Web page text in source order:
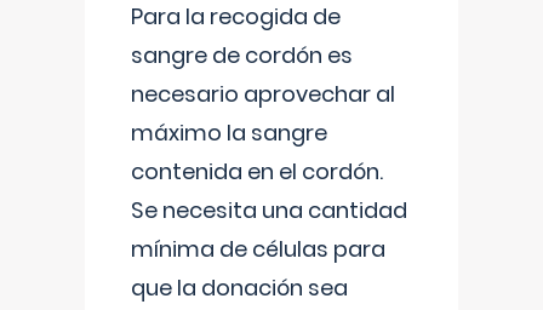
Para la recogida de
sangre de cordón es
necesario aprovechar al
máximo la sangre
contenida en el cordón.
Se necesita una cantidad
mínima de células para
que la donación sea